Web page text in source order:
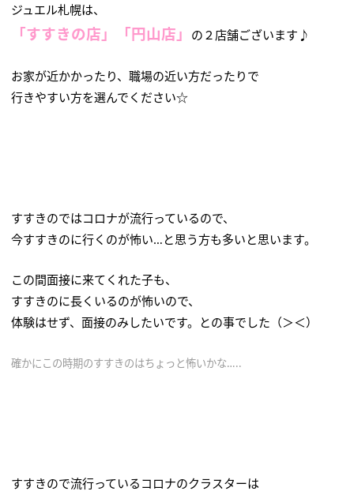
ジュエル札幌は、
「すすきの店」 「円山店」 の２店舗ございます♪
お家が近かかったり、職場の近い方だったりで
行きやすい方を選んでください☆
すすきのではコロナが流行っているので、
今すすきのに行くのが怖い…と思う方も多いと思います。
この間面接に来てくれた子も、
すすきのに長くいるのが怖いので、
体験はせず、面接のみしたいです。との事でした（＞＜）
確かにこの時期のすすきのはちょっと怖いかな…..
すすきので流行っているコロナのクラスターは